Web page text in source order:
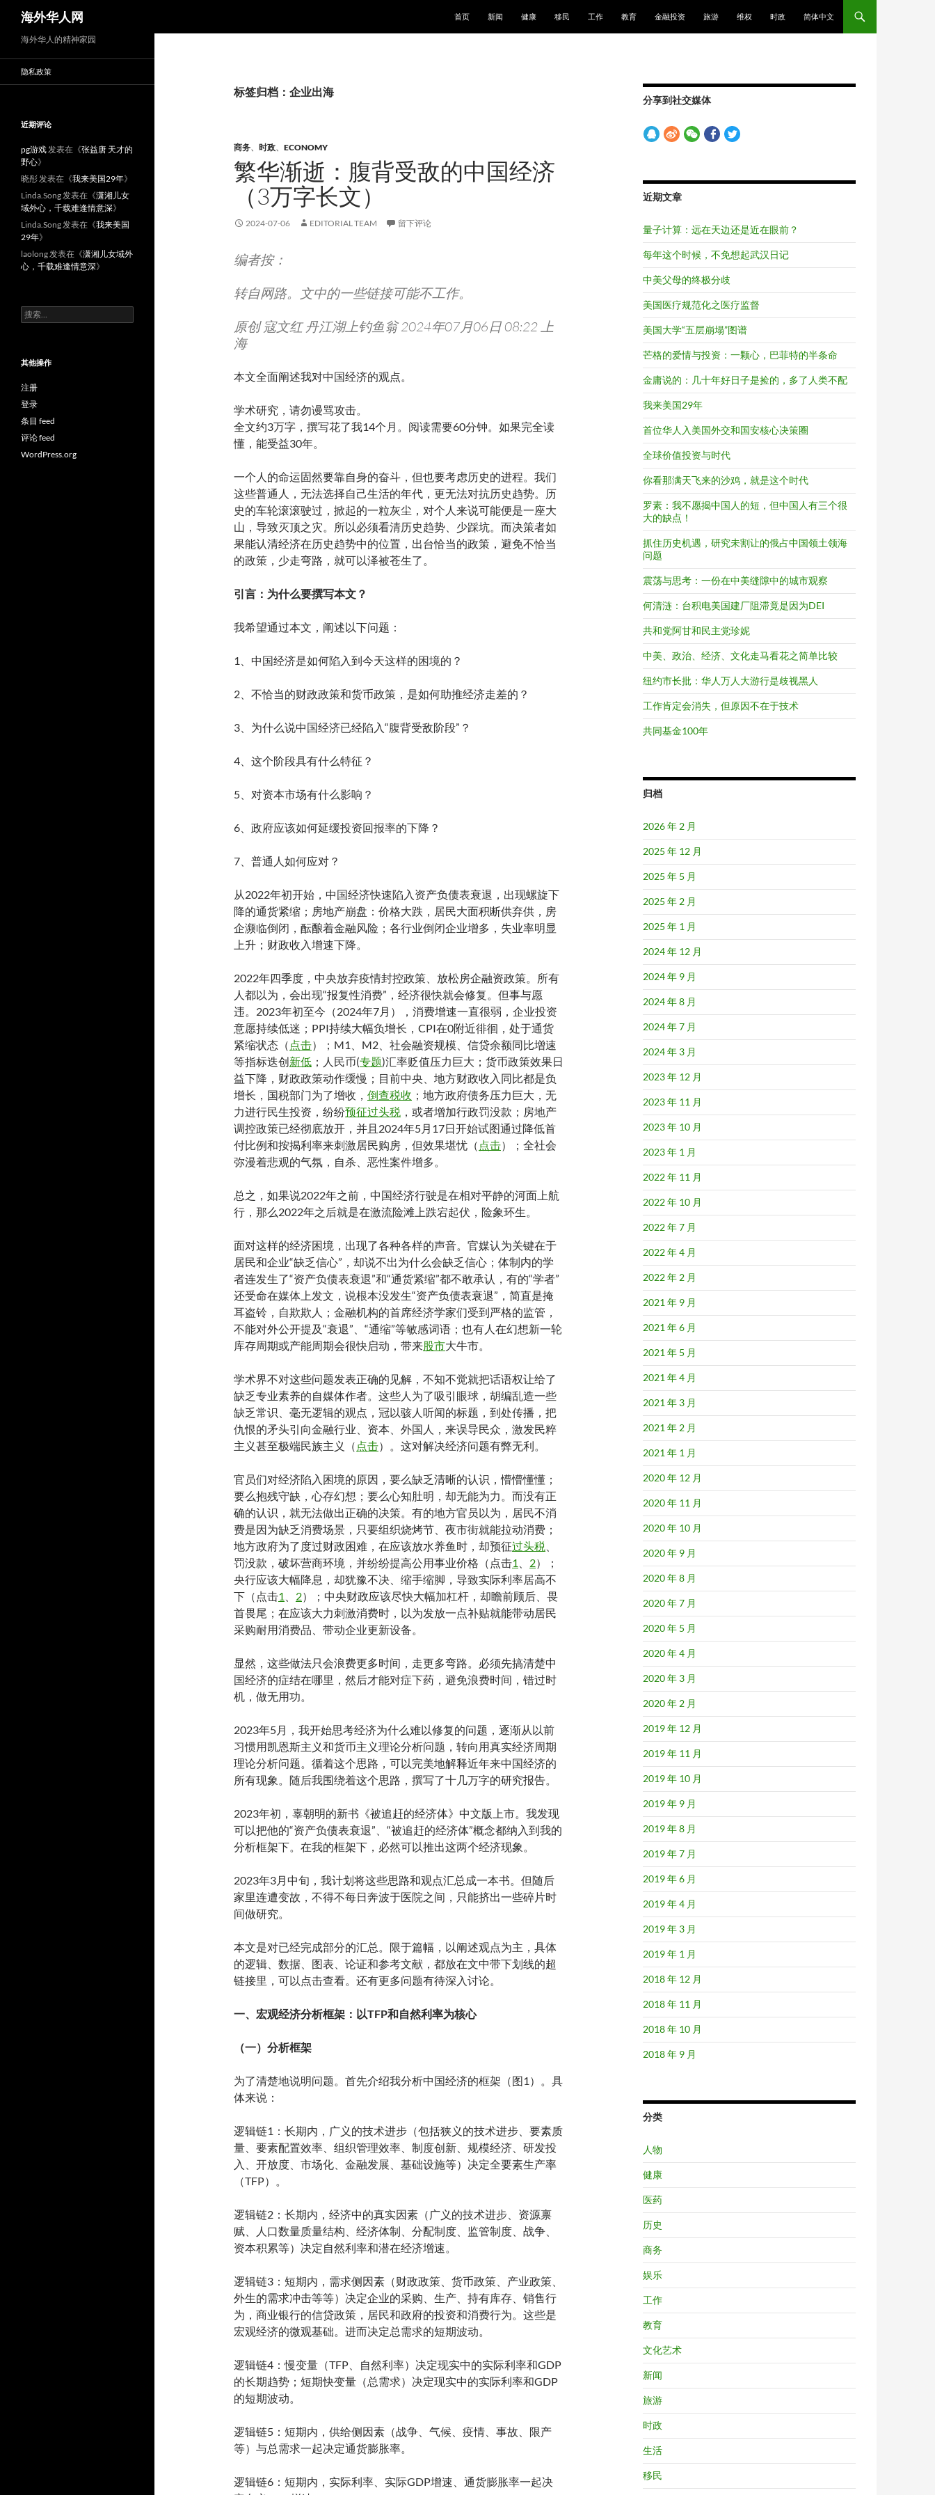
海外华人网
首页
新闻 健康 移民 工作 教育 金融投资 旅游 维权 时政 简体中文
标签归档：企业出海
商务、 时政、 ECONOMY
繁华渐逝：腹背受敌的中国经济
（3万字长文）
2024-07-06 EDITORIAL TEAM 留下评论
编者按：
转自网路。文中的一些链接可能不工作。
原创 寇文红 丹江湖上钓鱼翁 2024年07月06日 08:22 上
海
本文全面阐述我对中国经济的观点。
学术研究，请勿谩骂攻击。
全文约3万字，撰写花了我14个月。阅读需要60分钟。如果完全读
懂，能受益30年。
一个人的命运固然要靠自身的奋斗，但也要考虑历史的进程。我们
这些普通人，无法选择自己生活的年代，更无法对抗历史趋势。历
史的车轮滚滚驶过，掀起的一粒灰尘，对个人来说可能便是一座大
山，导致灭顶之灾。所以必须看清历史趋势、少踩坑。而决策者如
果能认清经济在历史趋势中的位置，出台恰当的政策，避免不恰当
的政策，少走弯路，就可以泽被苍生了。
引言：为什么要撰写本文？
我希望通过本文，阐述以下问题：
1、中国经济是如何陷入到今天这样的困境的？
2、不恰当的财政政策和货币政策，是如何助推经济走差的？
3、为什么说中国经济已经陷入“腹背受敌阶段”？
4、这个阶段具有什么特征？
5、对资本市场有什么影响？
6、政府应该如何延缓投资回报率的下降？
7、普通人如何应对？
从2022年初开始，中国经济快速陷入资产负债表衰退，出现螺旋下
降的通货紧缩；房地产崩盘：价格大跌，居民大面积断供弃供，房
企濒临倒闭，酝酿着金融风险；各行业倒闭企业增多，失业率明显
上升；财政收入增速下降。
2022年四季度，中央放弃疫情封控政策、放松房企融资政策。所有
人都以为，会出现“报复性消费”，经济很快就会修复。但事与愿
违。2023年初至今（2024年7月），消费增速一直很弱，企业投资
意愿持续低迷；PPI持续大幅负增长，CPI在0附近徘徊，处于通货
紧缩状态（ 点击）；M1、M2、社会融资规模、信贷余额同比增速
等指标迭创新低 ；人民币(专题)汇率贬值压力巨大；货币政策效果日
益下降，财政政策动作缓慢；目前中央、地方财政收入同比都是负
增长，国税部门为了增收， 倒查税收 ；地方政府债务压力巨大，无
力进行民生投资，纷纷预征过头税 ，或者增加行政罚没款；房地产
调控政策已经彻底放开，并且2024年5月17日开始试图通过降低首
付比例和按揭利率来刺激居民购房，但效果堪忧（ 点击）；全社会
弥漫着悲观的气氛，自杀、恶性案件增多。
总之，如果说2022年之前，中国经济行驶是在相对平静的河面上航
行，那么2022年之后就是在激流险滩上跌宕起伏，险象环生。
面对这样的经济困境，出现了各种各样的声音。官媒认为关键在于
居民和企业“缺乏信心”，却说不出为什么会缺乏信心；体制内的学
者连发生了“资产负债表衰退”和“通货紧缩”都不敢承认，有的“学者”
还受命在媒体上发文，说根本没发生“资产负债表衰退”，简直是掩
耳盗铃，自欺欺人；金融机构的首席经济学家们受到严格的监管，
不能对外公开提及“衰退”、“通缩”等敏感词语；也有人在幻想新一轮
库存周期或产能周期会很快启动，带来股市大牛市。
学术界不对这些问题发表正确的见解，不知不觉就把话语权让给了
缺乏专业素养的自媒体作者。这些人为了吸引眼球，胡编乱造一些
缺乏常识、毫无逻辑的观点，冠以骇人听闻的标题，到处传播，把
仇恨的矛头引向金融行业、资本、外国人，来误导民众，激发民粹
主义甚至极端民族主义（ 点击）。这对解决经济问题有弊无利。
官员们对经济陷入困境的原因，要么缺乏清晰的认识，懵懵懂懂；
要么抱残守缺，心存幻想；要么心知肚明，却无能为力。而没有正
确的认识，就无法做出正确的决策。有的地方官员以为，居民不消
费是因为缺乏消费场景，只要组织烧烤节、夜市街就能拉动消费；
地方政府为了度过财政困难，在应该放水养鱼时，却预征过头税
罚没款，破坏营商环境，并纷纷提高公用事业价格（点击1 2）；
央行应该大幅降息，却犹豫不决、缩手缩脚，导致实际利率居高不
下（点击1 2）；中央财政应该尽快大幅加杠杆，却瞻前顾后、畏
首畏尾；在应该大力刺激消费时，以为发放一点补贴就能带动居民
采购耐用消费品、带动企业更新设备。
显然，这些做法只会浪费更多时间，走更多弯路。必须先搞清楚中
国经济的症结在哪里，然后才能对症下药，避免浪费时间，错过时
机，做无用功。
2023年5月，我开始思考经济为什么难以修复的问题，逐渐从以前
习惯用凯恩斯主义和货币主义理论分析问题，转向用真实经济周期
理论分析问题。循着这个思路，可以完美地解释近年来中国经济的
所有现象。随后我围绕着这个思路，撰写了十几万字的研究报告。
2023年初，辜朝明的新书《被追赶的经济体》中文版上市。我发现
可以把他的“资产负债表衰退”、“被追赶的经济体”概念都纳入到我的
分析框架下。在我的框架下，必然可以推出这两个经济现象。
2023年3月中旬，我计划将这些思路和观点汇总成一本书。但随后
家里连遭变故，不得不每日奔波于医院之间，只能挤出一些碎片时
间做研究。
本文是对已经完成部分的汇总。限于篇幅，以阐述观点为主，具体
的逻辑、数据、图表、论证和参考文献，都放在文中带下划线的超
链接里，可以点击查看。还有更多问题有待深入讨论。
一、宏观经济分析框架：以TFP和自然利率为核心
（一）分析框架
为了清楚地说明问题。首先介绍我分析中国经济的框架（图1）。具
体来说：
逻辑链1：长期内，广义的技术进步（包括狭义的技术进步、要素质
量、要素配置效率、组织管理效率、制度创新、规模经济、研发投
入、开放度、市场化、金融发展、基础设施等）决定全要素生产率
（TFP）。
逻辑链2：长期内，经济中的真实因素（广义的技术进步、资源禀
赋、人口数量质量结构、经济体制、分配制度、监管制度、战争、
资本积累等）决定自然利率和潜在经济增速。
逻辑链3：短期内，需求侧因素（财政政策、货币政策、产业政策、
外生的需求冲击等等）决定企业的采购、生产、持有库存、销售行
为，商业银行的信贷政策，居民和政府的投资和消费行为。这些是
宏观经济的微观基础。进而决定总需求的短期波动。
逻辑链4：慢变量（TFP、自然利率）决定现实中的实际利率和GDP
的长期趋势；短期快变量（总需求）决定现实中的实际利率和GDP
的短期波动。
逻辑链5：短期内，供给侧因素（战争、气候、疫情、事故、限产
等）与总需求一起决定通货膨胀率。
逻辑链6：短期内，实际利率、实际GDP增速、通货膨胀率一起决
分享到社交媒体
近期文章
量子计算：远在天边还是近在眼前？
每年这个时候，不免想起武汉日记
中美父母的终极分歧
美国医疗规范化之医疗监督
美国大学“五层崩塌”图谱
芒格的爱情与投资：一颗心，巴菲特的半条命
金庸说的：几十年好日子是捡的，多了人类不配
我来美国29年
首位华人入美国外交和国安核心决策圈
全球价值投资与时代
你看那满天飞来的沙鸡，就是这个时代
罗素：我不愿揭中国人的短，但中国人有三个很
大的缺点！
抓住历史机遇，研究未割让的俄占中国领土领海
问题
震荡与思考：一份在中美缝隙中的城市观察
何清涟：台积电美国建厂阻滞竟是因为DEI
共和党阿甘和民主党珍妮
中美、政治、经济、文化走马看花之简单比较
纽约市长批：华人万人大游行是歧视黑人
工作肯定会消失，但原因不在于技术
共同基金100年
归档
2026 年 2 月
2025 年 12 月
2025 年 5 月
2025 年 2 月
2025 年 1 月
2024 年 12 月
2024 年 9 月
2024 年 8 月
2024 年 7 月
2024 年 3 月
2023 年 12 月
2023 年 11 月
2023 年 10 月
2023 年 1 月
2022 年 11 月
2022 年 10 月
2022 年 7 月
2022 年 4 月
2022 年 2 月
2021 年 9 月
2021 年 6 月
2021 年 5 月
2021 年 4 月
2021 年 3 月
2021 年 2 月
2021 年 1 月
2020 年 12 月
2020 年 11 月
2020 年 10 月
2020 年 9 月
2020 年 8 月
2020 年 7 月
2020 年 5 月
2020 年 4 月
2020 年 3 月
2020 年 2 月
2019 年 12 月
2019 年 11 月
2019 年 10 月
2019 年 9 月
2019 年 8 月
2019 年 7 月
2019 年 6 月
2019 年 4 月
2019 年 3 月
2019 年 1 月
2018 年 12 月
2018 年 11 月
2018 年 10 月
2018 年 9 月
分类
人物
健康
医药
历史
商务
娱乐
工作
教育
文化艺术
新闻
旅游
时政
生活
移民
海外华人的精神家园
隐私政策
近期评论
pg游戏发表在《张益唐 天才的
野心》
晓彤发表在《我来美国29年》
Linda.Song发表在《潇湘儿女
域外心，千载难逢情意深》
Linda.Song发表在《我来美国
29年》
laolong发表在《潇湘儿女域外
心，千载难逢情意深》
搜
索：
其他操作
注册
登录
条目 feed
评论 feed
WordPress.org